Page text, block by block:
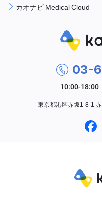
カオナビ Medical Cloud
03-
東京都港区赤坂1-8-1